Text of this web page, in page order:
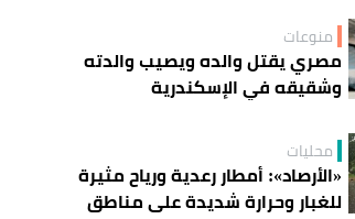
منوعات
مصري يقتل والده ويصيب والدته
وشقيقه في الإسكندرية
محليات
«الأرصاد»: أمطار رعدية ورياح مثيرة
للغبار وحرارة شديدة على مناطق